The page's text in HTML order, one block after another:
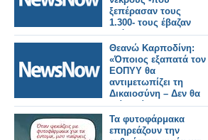
ξεπέρασαν τους
1.300- τους έβαζαν
ακόμα και σε
βαγόνια–ψυγεία του
ΟΣΕ!
Θεανώ Καρποδίνη:
«Όποιος εξαπατά τον
ΕΟΠΥΥ θα
αντιμετωπίζει τη
Δικαιοσύνη – Δεν θα
μείνει τίποτα στο
σκοτάδι»
Τα φυτοφάρμακα
επηρεάζουν την